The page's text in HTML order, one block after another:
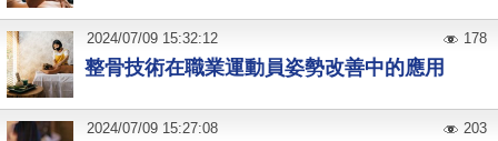
整骨技術在職業運動員姿勢改善中的應用
2024/07/09 15:32:12 178
2024/07/09 15:27:08 203